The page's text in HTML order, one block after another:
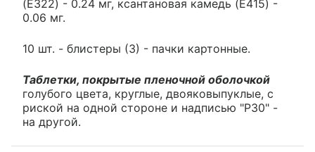
(E322) - 0.24 мг, ксантановая камедь (E415) -
0.06 мг.
10 шт. - блистеры (3) - пачки картонные.
Таблетки, покрытые пленочной оболочкой
голубого цвета, круглые, двояковыпуклые, с
риской на одной стороне и надписью "P30" -
на другой.